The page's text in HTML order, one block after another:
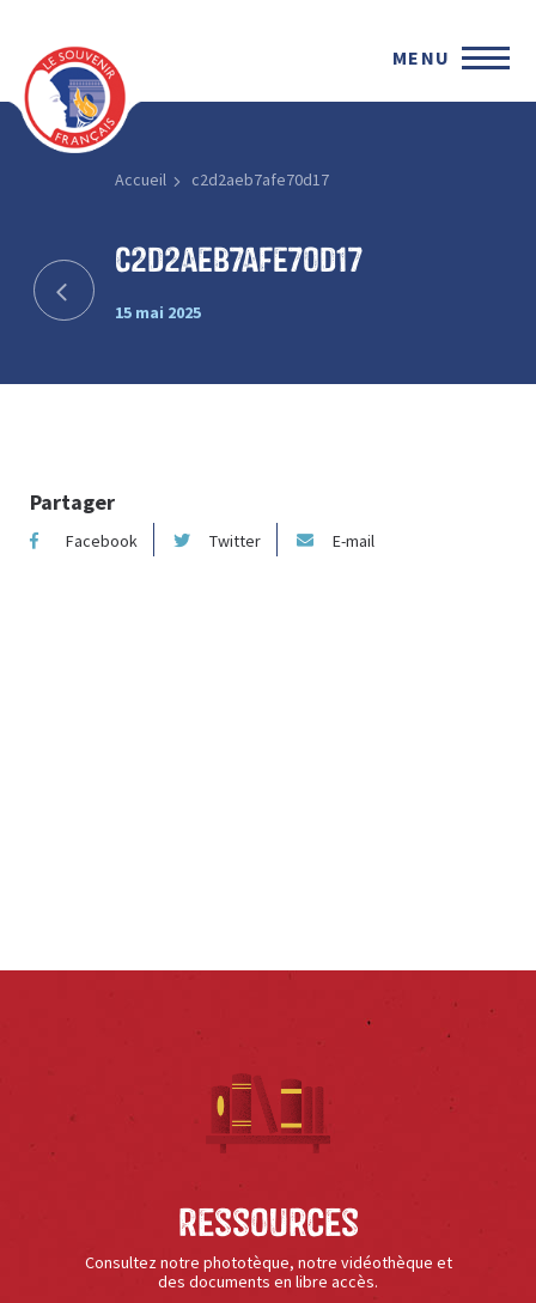
MENU
Accueil c2d2aeb7afe70d17
c2d2aeb7afe70d17
15 mai 2025
Partager
Facebook Twitter E-mail
Ressources
Consultez notre phototèque, notre vidéothèque et
des documents en libre accès.